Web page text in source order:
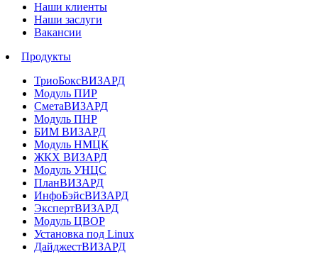
Наши клиенты
Наши заслуги
Вакансии
Продукты
ТриоБоксВИЗАРД
Модуль ПИР
СметаВИЗАРД
Модуль ПНР
БИМ ВИЗАРД
Модуль НМЦК
ЖКХ ВИЗАРД
Модуль УНЦС
ПланВИЗАРД
ИнфоБэйсВИЗАРД
ЭкспертВИЗАРД
Модуль ЦВОР
Установка под Linux
ДайджестВИЗАРД